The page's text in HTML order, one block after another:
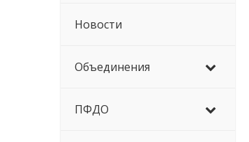
Новости
Объединения
ПФДО